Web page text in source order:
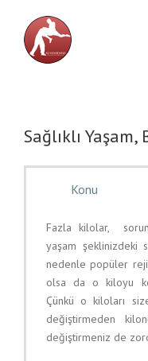
content
Sağlıklı
Konu
Fazla kilolar,
yaşam şeklinizdeki
nedenle popüler
olsa da o kiloyu
Çünkü o kiloları size
değiştirmeden
değiştirmeniz de